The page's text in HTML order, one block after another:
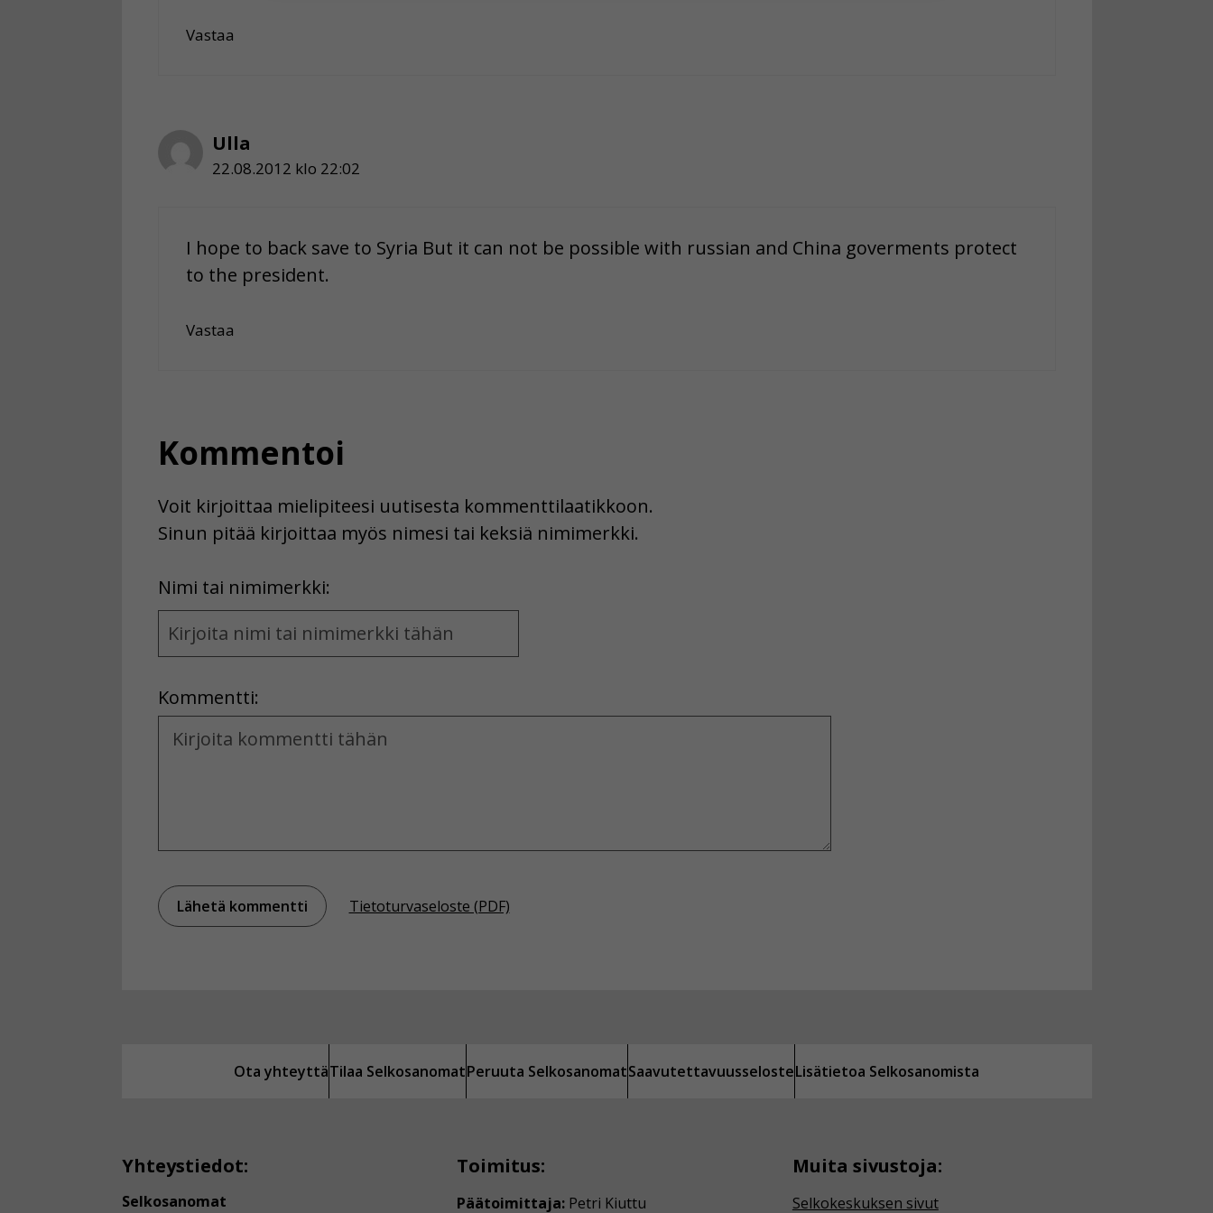
Vastaa
Ulla
22.08.2012 klo 22:02
I hope to back save to Syria But it can not be possible with russian and China goverments protect
to the president.
Vastaa
Kommentoi
Voit kirjoittaa mielipiteesi uutisesta kommenttilaatikkoon.
Sinun pitää kirjoittaa myös nimesi tai keksiä nimimerkki.
Nimi tai nimimerkki:
Name
and
Kommentti:
Kommentti
Tietoturvaseloste (PDF)
Ota yhteyttäTilaa SelkosanomatPeruuta SelkosanomatSaavutettavuusselosteLisätietoa Selkosanomista
Yhteystiedot:
Selkosanomat
Toimitus:
Päätoimittaja: Petri Kiuttu
Muita sivustoja:
Selkokeskuksen sivut